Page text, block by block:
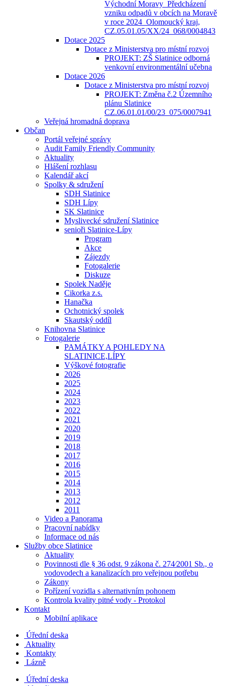
Východní Moravy_Předcházení
vzniku odpadů v obcích na Moravě
v roce 2024_Olomoucký kraj,
CZ.05.01.05/XX/24_068/0004843
Dotace 2025
Dotace z Ministerstva pro místní rozvoj
PROJEKT: ZŠ Slatinice odborná
venkovní environmentální učebna
Dotace 2026
Dotace z Ministerstva pro místní rozvoj
PROJEKT: Změna č.2 Územního
plánu Slatinice
CZ.06.01.01/00/23_075/0007941
Veřejná hromadná doprava
Občan
Portál veřejné správy
Audit Family Friendly Community
Aktuality
Hlášení rozhlasu
Kalendář akcí
Spolky & sdružení
SDH Slatinice
SDH Lípy
SK Slatinice
Myslivecké sdružení Slatinice
senioři Slatinice-Lípy
Program
Akce
Zájezdy
Fotogalerie
Diskuze
Spolek Naděje
Cikorka z.s.
Hanačka
Ochotnický spolek
Skautský oddíl
Knihovna Slatinice
Fotogalerie
PAMÁTKY A POHLEDY NA
SLATINICE,LÍPY
Výškové fotografie
2026
2025
2024
2023
2022
2021
2020
2019
2018
2017
2016
2015
2014
2013
2012
2011
Video a Panorama
Pracovní nabídky
Informace od nás
Služby obce Slatinice
Aktuality
Povinnosti dle § 36 odst. 9 zákona č. 274⁄2001 Sb., o
vodovodech a kanalizacích pro veřejnou potřebu
Zákony
Pořízení vozidla s alternativním pohonem
Kontrola kvality pitné vody - Protokol
Kontakt
Mobilní aplikace
Úřední deska
Aktuality
Kontakty
Lázně
Úřední deska